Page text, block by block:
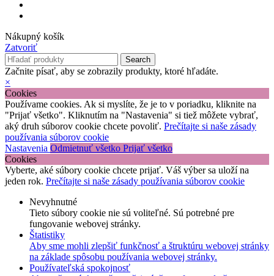
Nákupný košík
Zatvoriť
Search
Začnite písať, aby se zobrazily produkty, ktoré hľadáte.
×
Cookies
Používame cookies. Ak si myslíte, že je to v poriadku, kliknite na
"Prijať všetko". Kliknutím na "Nastavenia" si tiež môžete vybrať,
aký druh súborov cookie chcete povoliť. Prečítajte si naše zásady
používania súborov cookie
Nastavenia Odmietnuť všetko Prijať všetko
Cookies
Vyberte, aké súbory cookie chcete prijať. Váš výber sa uloží na
jeden rok. Prečítajte si naše zásady používania súborov cookie
Nevyhnutné
Tieto súbory cookie nie sú voliteľné. Sú potrebné pre
fungovanie webovej stránky.
Štatistiky
Aby sme mohli zlepšiť funkčnosť a štruktúru webovej stránky
na základe spôsobu používania webovej stránky.
Používateľská spokojnosť